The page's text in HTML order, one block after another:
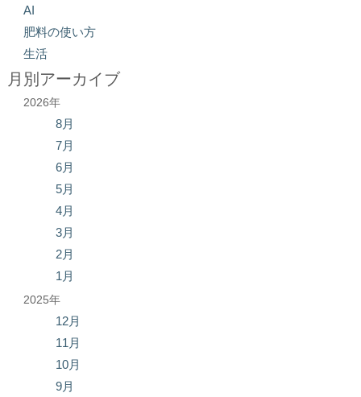
AI
肥料の使い方
生活
月別アーカイブ
2026年
8月
7月
6月
5月
4月
3月
2月
1月
2025年
12月
11月
10月
9月